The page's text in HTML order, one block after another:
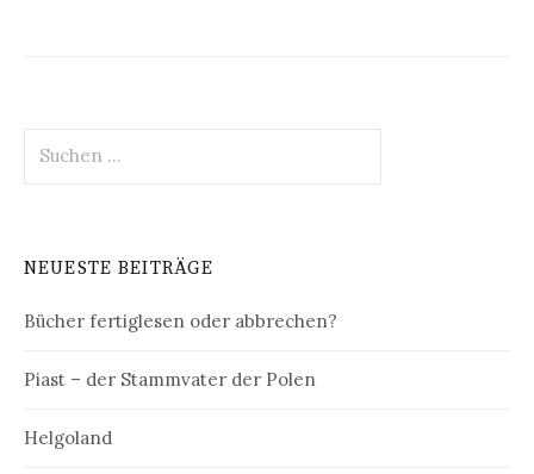
nach:
NEUESTE BEITRÄGE
Bücher fertiglesen oder abbrechen?
Piast – der Stammvater der Polen
Helgoland